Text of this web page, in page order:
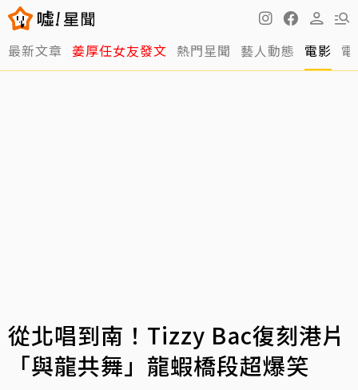
最新文章 姜厚任女友發文 熱門星聞 藝人動態 電影
從北唱到南！Tizzy Bac復刻港片
「與龍共舞」龍蝦橋段超爆笑